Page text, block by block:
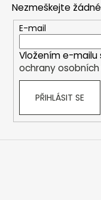
Nezmeškejte
E-mail
Vložením e-mailu
ochrany osobních
PŘIHLÁSIT SE